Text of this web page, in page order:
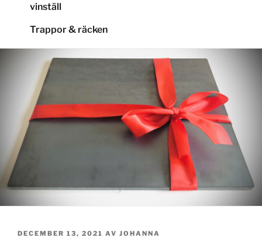
vinställ
Trappor & räcken
PUBLICERAT
DECEMBER 13, 2021 AV JOHANNA